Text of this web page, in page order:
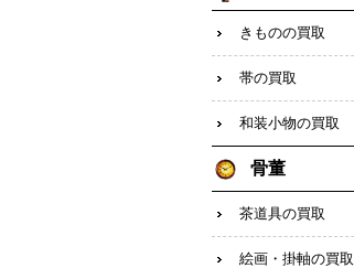
きものの買取
帯の買取
和装小物の買取
骨董
茶道具の買取
絵画・掛軸の買取